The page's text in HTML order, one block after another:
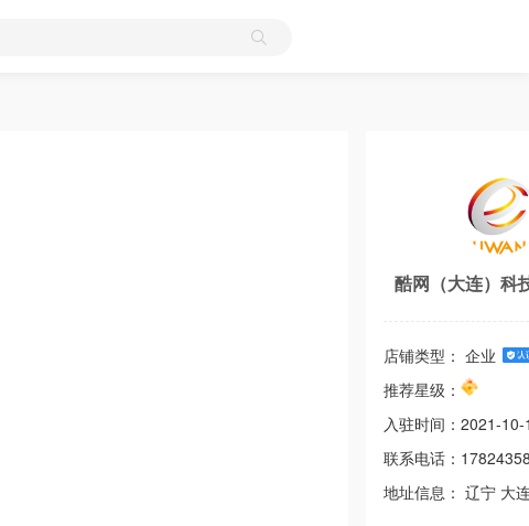
酷网（大连）科
店铺类型： 企业
推荐星级：
入驻时间： 2021-10-
联系电话：
地址信息： 辽宁 大